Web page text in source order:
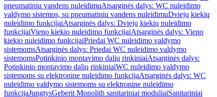
pneumatiniu vandens nuleidimuAtsarginės dalys: WC nuleidimo
valdymo sistemos, su pneumatiniu vandens nuleidimuDviejų kiekių
nuleidimo funkcijaiAtsarginės dalys: Dviejų kiekių nuleidimo
funkcijaiVieno kiekio nuleidimo funkcijaiAtsarginės dalys: Vieno
kiekio nuleidimo funkcijaiPriedai WC nuleidimo valdymo
sistemomsAtsarginės dalys: Priedai WC nuleidimo valdymo
sistemomsPotinkinio montavimo dalių rinkiniaiAtsarginės dalys:
Potinkinio montavimo dalių rinkiniaiWC nuleidimo valdymo
sistemoms su elektronine nuleidimo funkcijaAtsarginės dalys: WC
nuleidimo valdymo sistemoms su elektronine nuleidimo
funkcijaJungtysGeberit Monolith sanitariniai moduliaiSanitariniai